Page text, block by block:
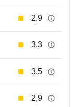
2,9
3,3
3,5
2,9